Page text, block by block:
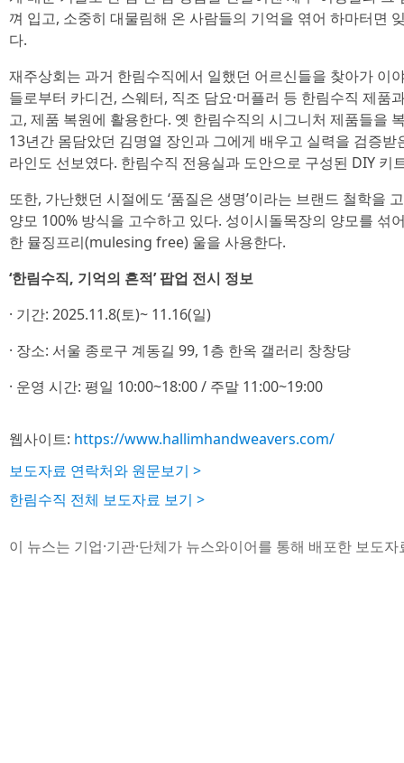
껴 입고, 소중히 대물림해 온 사람들의 기억을 엮어 하마터면
다.
재주상회는 과거 한림수직에서 일했던 어르신들을 찾아가 이
들로부터 카디건, 스웨터, 직조 담요·머플러 등 한림수직 제품
고, 제품 복원에 활용한다. 옛 한림수직의 시그니처 제품들을
13년간 몸담았던 김명열 장인과 그에게 배우고 실력을 검증
라인도 선보였다. 한림수직 전용실과 도안으로 구성된 DIY 키
또한, 가난했던 시절에도 ‘품질은 생명’이라는 브랜드 철학을
양모 100% 방식을 고수하고 있다. 성이시돌목장의 양모를 섞
한 뮬징프리(mulesing free) 울을 사용한다.
‘한림수직, 기억의 흔적’ 팝업 전시 정보
· 기간: 2025.11.8(토)~ 11.16(일)
· 장소: 서울 종로구 계동길 99, 1층 한옥 갤러리 창창당
· 운영 시간: 평일 10:00~18:00 / 주말 11:00~19:00
웹사이트: https://www.hallimhandweavers.com/
보도자료 연락처와 원문보기 >
한림수직 전체 보도자료 보기 >
이 뉴스는 기업·기관·단체가 뉴스와이어를 통해 배포한 보도